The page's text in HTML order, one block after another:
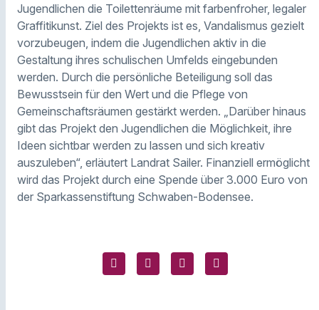
Jugendlichen die Toilettenräume mit farbenfroher, legaler
Graffitikunst. Ziel des Projekts ist es, Vandalismus gezielt
vorzubeugen, indem die Jugendlichen aktiv in die
Gestaltung ihres schulischen Umfelds eingebunden
werden. Durch die persönliche Beteiligung soll das
Bewusstsein für den Wert und die Pflege von
Gemeinschaftsräumen gestärkt werden. „Darüber hinaus
gibt das Projekt den Jugendlichen die Möglichkeit, ihre
Ideen sichtbar werden zu lassen und sich kreativ
auszuleben“, erläutert Landrat Sailer. Finanziell ermöglicht
wird das Projekt durch eine Spende über 3.000 Euro von
der Sparkassenstiftung Schwaben-Bodensee.